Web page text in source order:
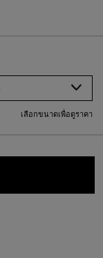
ของคุณ
เลือกขนาดเพื่อดูราคา